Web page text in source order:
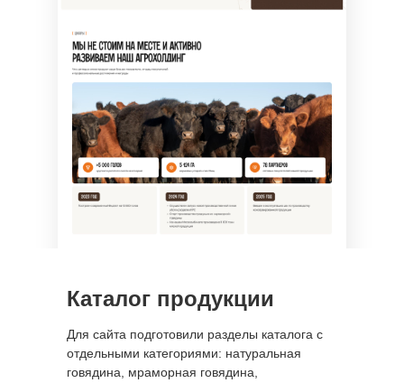
Для сайта подготовили разделы каталога с
отдельными категориями: натуральная
говядина, мраморная говядина,
Каталог продукции